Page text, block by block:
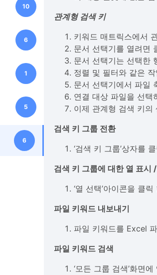
10
6
1
5
6
관계형 검색 키
키워드 매트릭스에서
문서 선택기를 열려면
문서 선택기는 선택한
정렬 및 필터와 같은
문서 선택기에서 파일
연결 대상 파일을 선택
이제 관계형 검색 키의
검색 키 그룹 전환
‘검색 키 그룹’상자를
검색 키 그룹에 대한 열 표시
‘열 선택’아이콘을 클
파일 키워드 내보내기
파일 키워드를 Excel
파일 키워드 검색
‘모든 그룹 검색’화면